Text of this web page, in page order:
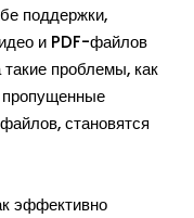
поддержки,
и PDF-файлов
проблемы, как
пропущенные
становятся
эффективно